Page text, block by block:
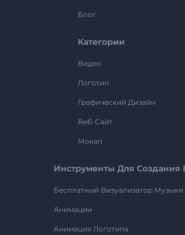
Блог
Категории
Видео
Логотип
Графический Дизайн
Веб-Сайт
Мокап
Инструменты Для Создания
Бесплатный Визуализатор Музыки
Анимации
Анимация Логотипа